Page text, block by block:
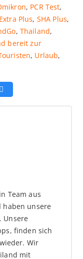
, PCR Test,
Plus, SHA Plus,
, Thailand,
bereit zur
, Urlaub,
Team aus
haben unsere
Unsere
finden sich
Wir
mit